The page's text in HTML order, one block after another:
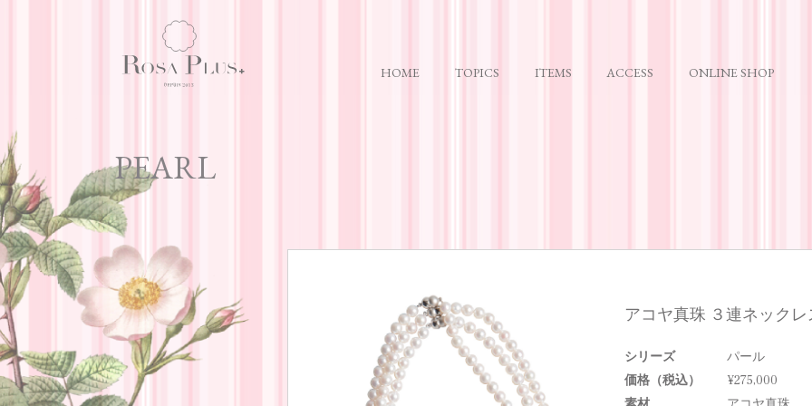
HOME TOPICS ITEMS ACCESS ONLINE SHOP
PEARL
アコヤ真珠 ３連ネックレ
シリーズ
パール
価格（税込）
¥275,000